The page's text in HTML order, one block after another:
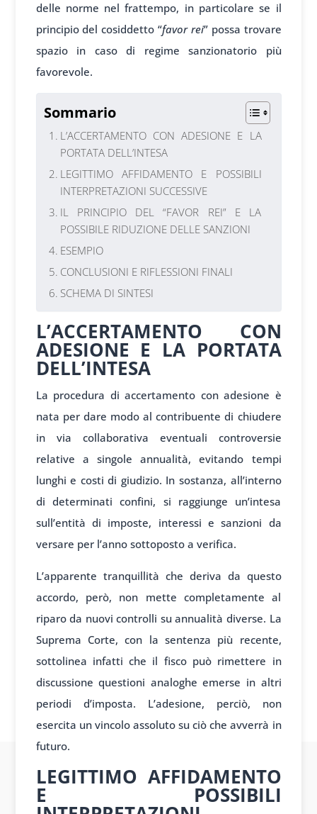
delle norme nel frattempo, in particolare se il
principio del cosiddetto “favor rei” possa trovare
spazio in caso di regime sanzionatorio più
favorevole.
Sommario
L’ACCERTAMENTO CON ADESIONE E LA
PORTATA DELL’INTESA
LEGITTIMO AFFIDAMENTO E POSSIBILI
INTERPRETAZIONI SUCCESSIVE
IL PRINCIPIO DEL “FAVOR REI” E LA
POSSIBILE RIDUZIONE DELLE SANZIONI
ESEMPIO
CONCLUSIONI E RIFLESSIONI FINALI
SCHEMA DI SINTESI
L’ACCERTAMENTO CON
ADESIONE E LA PORTATA
DELL’INTESA
La procedura di accertamento con adesione è
nata per dare modo al contribuente di chiudere
in via collaborativa eventuali controversie
relative a singole annualità, evitando tempi
lunghi e costi di giudizio. In sostanza, all’interno
di determinati confini, si raggiunge un’intesa
sull’entità di imposte, interessi e sanzioni da
versare per l’anno sottoposto a verifica.
L’apparente tranquillità che deriva da questo
accordo, però, non mette completamente al
riparo da nuovi controlli su annualità diverse. La
Suprema Corte, con la sentenza più recente,
sottolinea infatti che il fisco può rimettere in
discussione questioni analoghe emerse in altri
periodi d’imposta. L’adesione, perciò, non
esercita un vincolo assoluto su ciò che avverrà in
futuro.
LEGITTIMO AFFIDAMENTO
E POSSIBILI